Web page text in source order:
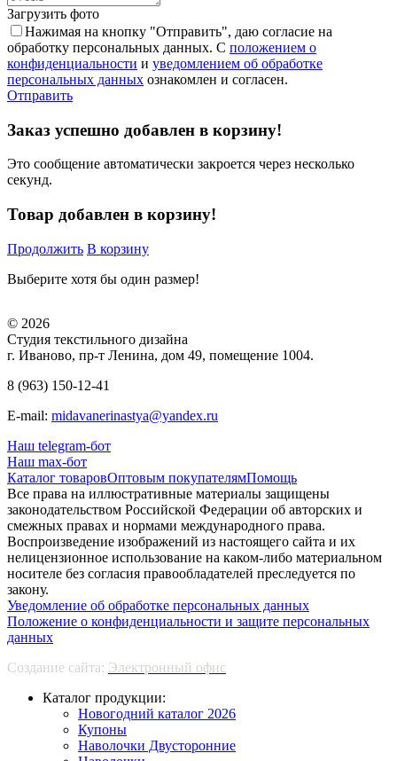
Загрузить фото
Нажимая на кнопку "Отправить", даю согласие на
обработку персональных данных. С положением о
конфиденциальности и уведомлением об обработке
персональных данных ознакомлен и согласен.
Отправить
Заказ успешно добавлен в корзину!
Это сообщение автоматически закроется через несколько
секунд.
Товар добавлен в корзину!
Продолжить В корзину
Выберите хотя бы один размер!
© 2026
Студия текстильного дизайна
г. Иваново, пр-т Ленина, дом 49, помещение 1004.
8 (963) 150-12-41
E-mail: midavanerinastya@yandex.ru
Наш telegram-бот
Наш max-бот
Каталог товаровОптовым покупателямПомощь
Все права на иллюстративные материалы защищены
законодательством Российской Федерации об авторских и
смежных правах и нормами международного права.
Воспроизведение изображений из настоящего сайта и их
нелицензионное использование на каком-либо материальном
носителе без согласия правообладателей преследуется по
закону.
Уведомление об обработке персональных данных
Положение о конфиденциальности и защите персональных
данных
Создание сайта: Электронный офис
Каталог продукции:
Новогодний каталог 2026
Купоны
Наволочки Двусторонние